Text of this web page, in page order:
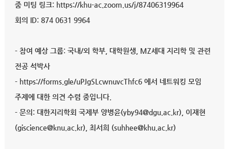
줌 미팅 링크: https://khu-ac.zoom.us/j/87406319964
회의 ID: 874 0631 9964
- 참여 예상 그룹: 국내/외 학부, 대학원생, MZ세대 지리학 및 관련
전공 석박사
- https://forms.gle/uPJgSLcwnuvcThfc6 에서 네트워킹 모임
주제에 대한 의견 수렴 중입니다.
- 문의: 대한지리학회 국제부 양병윤(yby94@dgu.ac.kr), 이재현
(giscience@knu.ac.kr), 최서희 (suhhee@khu.ac.kr)